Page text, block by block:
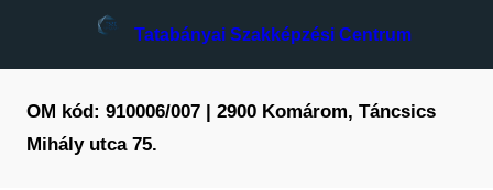
Tatabányai Szakképzési Centrum
OM kód: 910006/007 | 2900 Komárom, Táncsics
Mihály utca 75.